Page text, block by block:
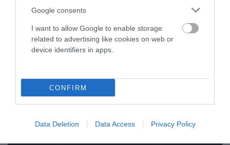
Google consents
I want to allow Google to enable storage
related to advertising like cookies on web or
device identifiers in apps.
CONFIRM
Data Deletion Data Access Privacy Policy
09.06.2026 ΠΙΝΓΚ ΠΟΝΓΚ ΑΝΔΡΩΝ